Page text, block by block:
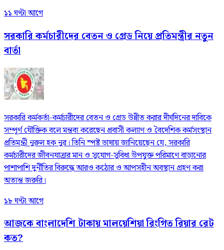
১১ ঘণ্টা আগে
সরকারি কর্মচারীদের বেতন ও গ্রেড নিয়ে প্রতিমন্ত্রীর নতুন
বার্তা
সরকারি কর্মকর্তা-কর্মচারীদের বেতন ও গ্রেড উন্নীত করার দীর্ঘদিনের দাবিকে
সম্পূর্ণ যৌক্তিক বলে মন্তব্য করেছেন প্রবাসী কল্যাণ ও বৈদেশিক কর্মসংস্থান
প্রতিমন্ত্রী নুরুল হক নুর। তিনি স্পষ্ট ভাষায় জানিয়েছেন যে, সরকারি
কর্মচারীদের জীবনযাত্রার মান ও সুযোগ-সুবিধা উপযুক্ত পরিমাণে বাড়ানোর
পাশাপাশি দুর্নীতির বিরুদ্ধে আরও কঠোর ও আপসহীন অবস্থান গ্রহণ করা
অত্যন্ত জরুরি।
১৮ ঘণ্টা আগে
আজকে বাংলাদেশি টাকায় মালয়েশিয়া রিংগিত রিয়ার রেট
কত?